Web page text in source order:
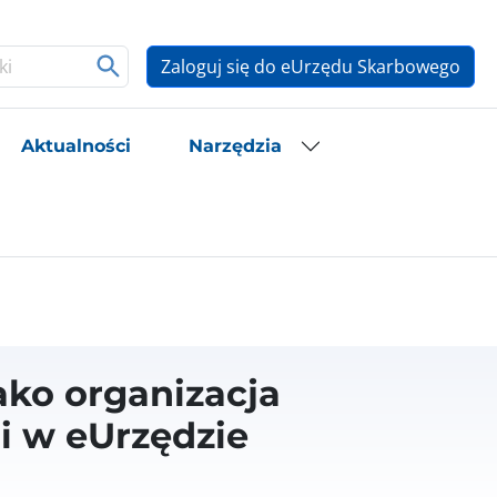
Zaloguj się do eUrzędu Skarbowego
Aktualności Narzędzia
organizacja
w eUrzędzie